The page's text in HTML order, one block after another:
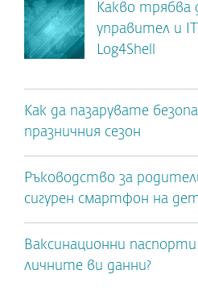
Какво трябва
управител и
Log4Shell
Как да пазарувате
празничния сезон
Ръководство за
сигурен смартфон на
Ваксинационни
личните ви данни?